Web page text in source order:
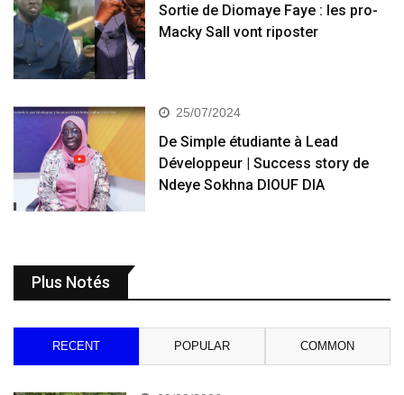
Sortie de Diomaye Faye : les pro-
Macky Sall vont riposter
25/07/2024
De Simple étudiante à Lead
Développeur | Success story de
Ndeye Sokhna DIOUF DIA
Plus Notés
RECENT POPULAR COMMON